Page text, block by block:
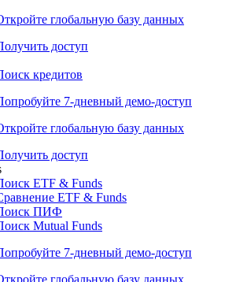
глобальную базу данных
доступ
кредитов
7-дневный демо-доступ
глобальную базу данных
доступ
ETF & Funds
ETF & Funds
ПИФ
Mutual Funds
7-дневный демо-доступ
глобальную базу данных